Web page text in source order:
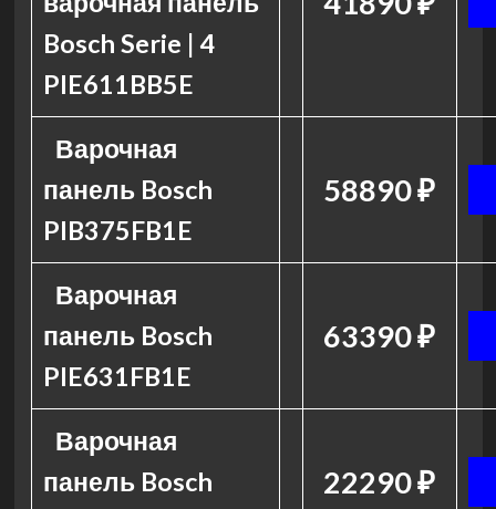
Bosch Serie | 4
PIE611BB5E
Варочная
панель Bosch
PIB375FB1E
58890 ₽
Варочная
панель Bosch
PIE631FB1E
63390 ₽
Варочная
панель Bosch
22290 ₽